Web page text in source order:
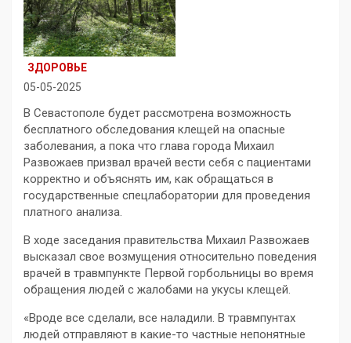
ЗДОРОВЬЕ
05-05-2025
В Севастополе будет рассмотрена возможность
бесплатного обследования клещей на опасные
заболевания, а пока что глава города Михаил
Развожаев призвал врачей вести себя с пациентами
корректно и объяснять им, как обращаться в
государственные спецлаборатории для проведения
платного анализа.
В ходе заседания правительства Михаил Развожаев
высказал свое возмущения относительно поведения
врачей в травмпункте Первой горбольницы во время
обращения людей с жалобами на укусы клещей.
«Вроде все сделали, все наладили. В травмпунтах
людей отправляют в какие-то частные непонятные